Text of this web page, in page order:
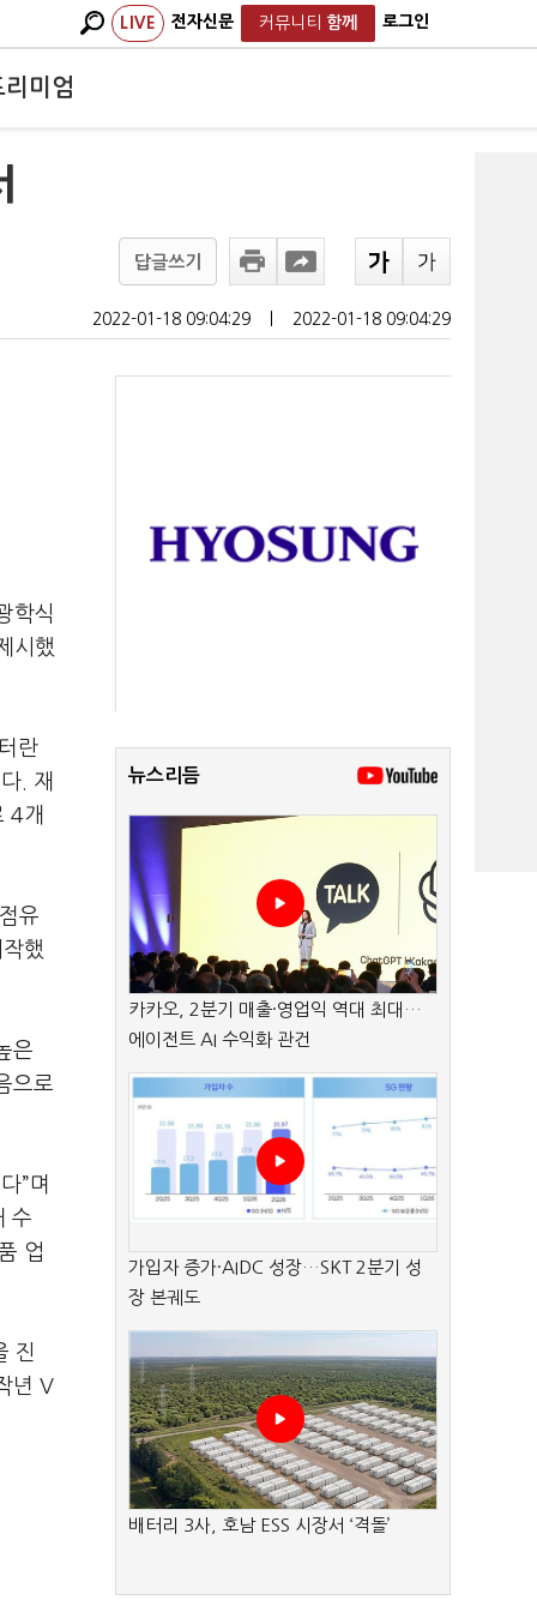
LIVE 전자신문 커뮤니티 함께 로그인
리미엄
답글쓰기
2022-01-18 09:04:29 2022-01-18 09:04:29
학식
시했
란
. 재
4개
유
했
은
으로
”며
수
업
진
년 V
뉴스리듬
카카오, 2분기 매출·영업익 역대 최대…
에이전트 AI 수익화 관건
가입자 증가·AIDC 성장…SKT 2분기 성
장 본궤도
배터리 3사, 호남 ESS 시장서 ‘격돌’